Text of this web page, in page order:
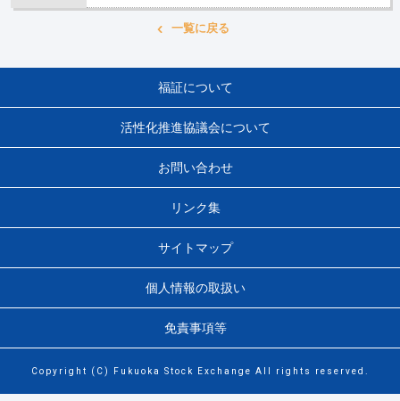
一覧に戻る
福証について
活性化推進協議会について
お問い合わせ
リンク集
サイトマップ
個人情報の取扱い
免責事項等
Copyright (C) Fukuoka Stock Exchange All rights reserved.